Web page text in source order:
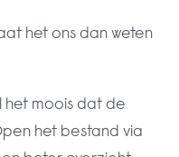
het ons dan weten
het moois dat de
het bestand via